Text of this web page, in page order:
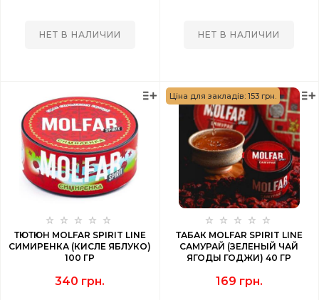
НЕТ В НАЛИЧИИ НЕТ В НАЛИЧИИ
ТЮТЮН MOLFAR SPIRIT LINE
СИМИРЕНКА (КИСЛЕ ЯБЛУКО)
100 ГР
340 грн.
Ціна для закладів: 153 грн.
ТАБАК MOLFAR SPIRIT LINE
САМУРАЙ (ЗЕЛЕНЫЙ ЧАЙ
ЯГОДЫ ГОДЖИ) 40 ГР
169 грн.